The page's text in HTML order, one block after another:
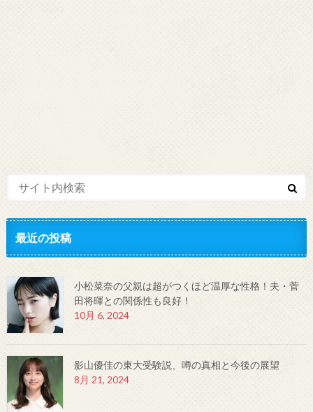
最近の投稿
小松菜奈の父親は超がつくほど温厚な性格！夫・菅
田将暉との関係性も良好！
10月 6, 2024
影山優佳の東大受験説、噂の真相と今後の展望
8月 21, 2024